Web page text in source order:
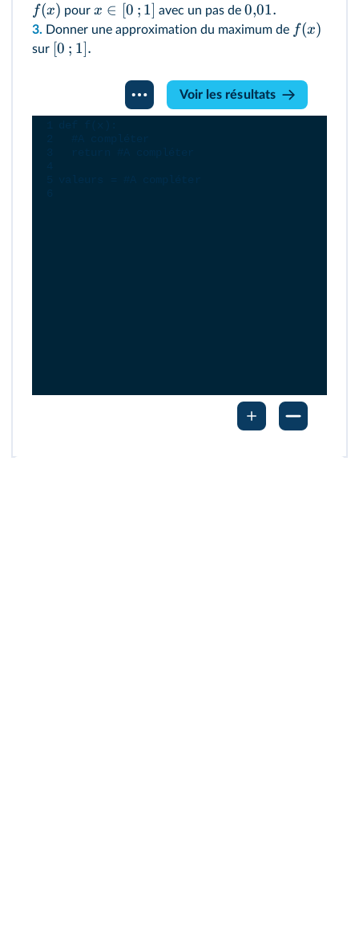
f(x) pourx ∈ [0 ; 1] avec un pas de0,01.
3. Donner une approximation du maximum de f(x)
sur [0 ; 1].
Voir les résultats